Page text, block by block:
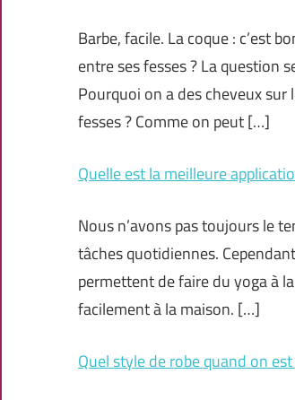
Barbe, facile. La coque : c’est
entre ses fesses ? La question
Pourquoi on a des cheveux
fesses ? Comme on peut […]
Quelle est la meilleure
Nous n’avons pas toujours le
tâches quotidiennes.
permettent de faire du yoga à
facilement à la maison. […]
Quel style de robe quand on